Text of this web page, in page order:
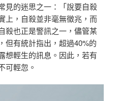
見的迷思之一：「說要自殺
上，自殺並非毫無徵兆，而
殺也正是警訊之一，儘管某
但有統計指出，超過40%的
想輕生的訊息。因此，若有
可輕忽。